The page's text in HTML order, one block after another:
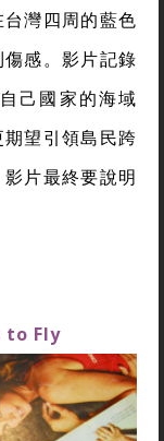
灣四周的藍色
感。影片記錄
己國家的海域
望引領島民跨
片最終要說明
to Fly